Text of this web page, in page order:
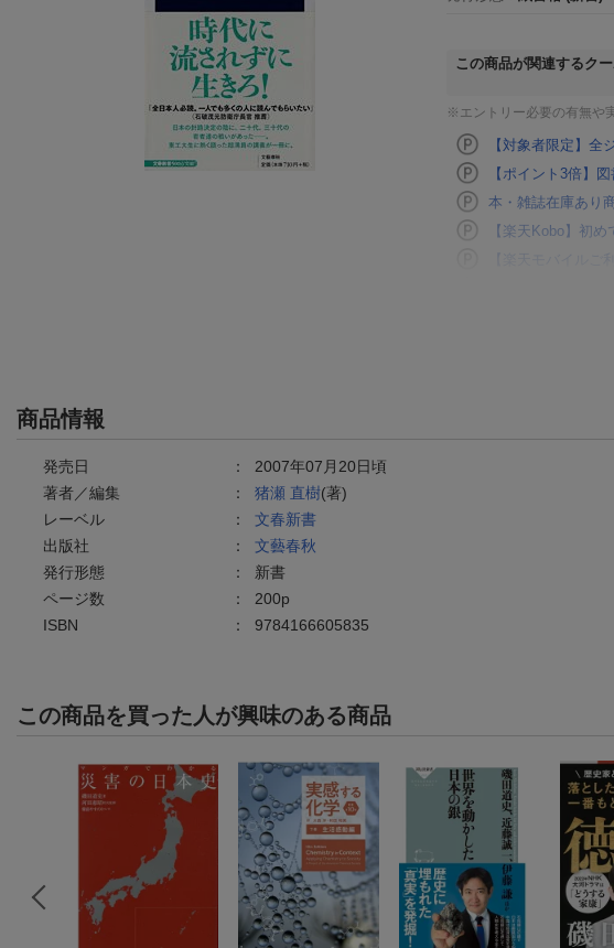
この商品が関連するク
※エントリー必要の有無や
【対象者限定】
【ポイント3倍】
本・雑誌在庫あり
【楽天Kobo】初
【楽天モバイルご
商品情報
発売日 ： 2007年07月20日頃
著者／編集
： 猪瀬 直樹(著)
レーベル
： 文春新書
出版社
： 文藝春秋
発行形態
： 新書
ページ数
： 200p
ISBN
： 9784166605835
この商品を買った人が興味のある商品